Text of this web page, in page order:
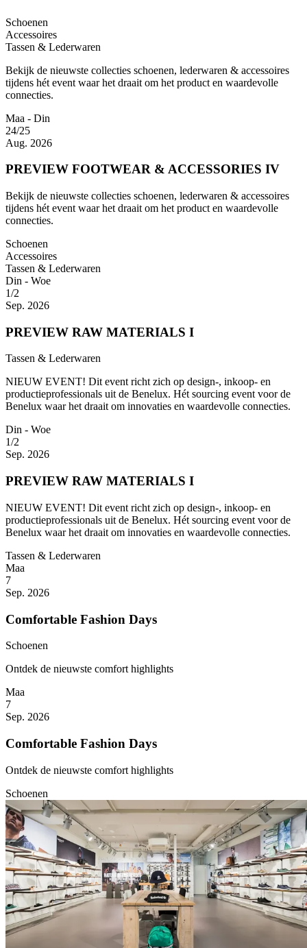
Schoenen
Accessoires
Tassen & Lederwaren
Bekijk de nieuwste collecties schoenen, lederwaren & accessoires
tijdens hét event waar het draait om het product en waardevolle
connecties.
Maa - Din
24/25
Aug. 2026
PREVIEW FOOTWEAR & ACCESSORIES IV
Bekijk de nieuwste collecties schoenen, lederwaren & accessoires
tijdens hét event waar het draait om het product en waardevolle
connecties.
Schoenen
Accessoires
Tassen & Lederwaren
Din - Woe
1/2
Sep. 2026
PREVIEW RAW MATERIALS I
Tassen & Lederwaren
NIEUW EVENT! Dit event richt zich op design-, inkoop- en
productieprofessionals uit de Benelux. Hét sourcing event voor de
Benelux waar het draait om innovaties en waardevolle connecties.
Din - Woe
1/2
Sep. 2026
PREVIEW RAW MATERIALS I
NIEUW EVENT! Dit event richt zich op design-, inkoop- en
productieprofessionals uit de Benelux. Hét sourcing event voor de
Benelux waar het draait om innovaties en waardevolle connecties.
Tassen & Lederwaren
Maa
7
Sep. 2026
Comfortable Fashion Days
Schoenen
Ontdek de nieuwste comfort highlights
Maa
7
Sep. 2026
Comfortable Fashion Days
Ontdek de nieuwste comfort highlights
Schoenen